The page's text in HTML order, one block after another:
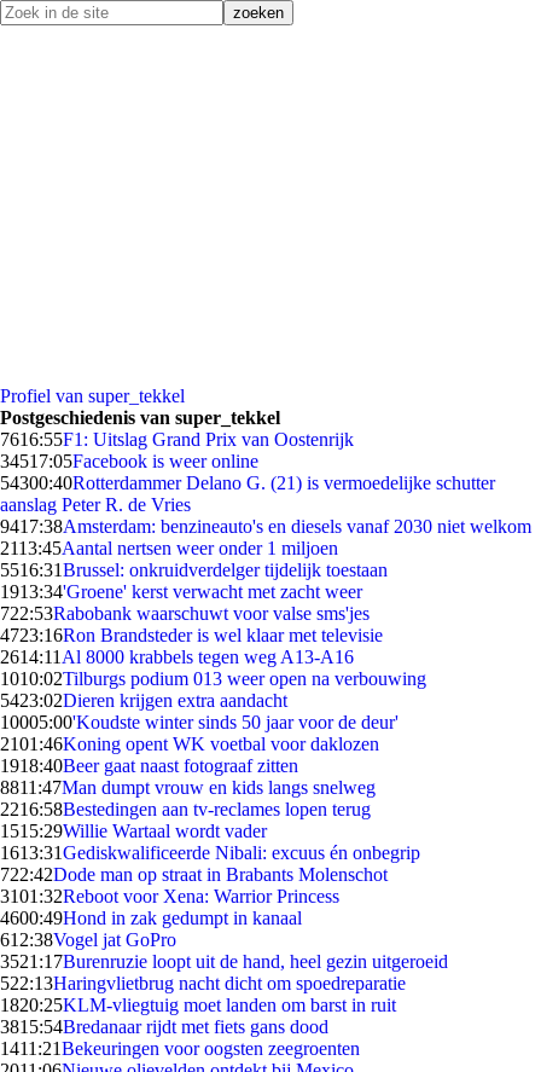
Profiel van super_tekkel
Postgeschiedenis van super_tekkel
7616:55F1: Uitslag Grand Prix van Oostenrijk
34517:05Facebook is weer online
54300:40Rotterdammer Delano G. (21) is vermoedelijke schutter
aanslag Peter R. de Vries
9417:38Amsterdam: benzineauto's en diesels vanaf 2030 niet welkom
2113:45Aantal nertsen weer onder 1 miljoen
5516:31Brussel: onkruidverdelger tijdelijk toestaan
1913:34'Groene' kerst verwacht met zacht weer
722:53Rabobank waarschuwt voor valse sms'jes
4723:16Ron Brandsteder is wel klaar met televisie
2614:11 Al 8000 krabbels tegen weg A13-A16
1010:02Tilburgs podium 013 weer open na verbouwing
5423:02Dieren krijgen extra aandacht
10005:00'Koudste winter sinds 50 jaar voor de deur'
2101:46Koning opent WK voetbal voor daklozen
1918:40Beer gaat naast fotograaf zitten
8811:47Man dumpt vrouw en kids langs snelweg
2216:58Bestedingen aan tv-reclames lopen terug
1515:29Willie Wartaal wordt vader
1613:31Gediskwalificeerde Nibali: excuus én onbegrip
722:42Dode man op straat in Brabants Molenschot
3101:32Reboot voor Xena: Warrior Princess
4600:49Hond in zak gedumpt in kanaal
612:38Vogel jat GoPro
3521:17Burenruzie loopt uit de hand, heel gezin uitgeroeid
522:13Haringvlietbrug nacht dicht om spoedreparatie
1820:25KLM-vliegtuig moet landen om barst in ruit
3815:54Bredanaar rijdt met fiets gans dood
1411:21Bekeuringen voor oogsten zeegroenten